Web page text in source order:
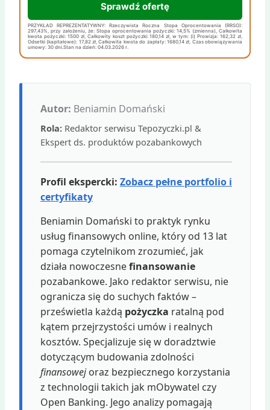
Sprawdź ofertę
PRZYKŁAD REPREZENTATYWNY: Rzeczywista Roczna Stopa Oprocentowania (RRSO):
297,43%, przy założeniu, że: Stopa oprocentowania pożyczki: 14,5% (zmienna), Całkowita
kwota pożyczki: 1500 zł, Całkowity koszt pożyczki: 180,14 zł, w tym: (i) Prowizja: 162,32 zł,
Odsetki (kapitałowe): 17,82 zł, Całkowita kwota do zapłaty: 1680,14 zł, Czas obowiązywania
umowy: 30 dni.Stan na dzień: 04.03.2026 r.
Autor: Beniamin Domański
Rola: Redaktor serwisu Tepozyczki.pl &
Ekspert ds. produktów pozabankowych
Profil ekspercki: Zobacz pełne portfolio i
certyfikaty
Beniamin Domański to praktyk rynku
usług finansowych online, który od 13 lat
pomaga czytelnikom zrozumieć, jak
działa nowoczesnefinansowanie
pozabankowe. Jako redaktor serwisu, nie
ogranicza się do suchych faktów –
prześwietla każdą pożyczka ratalną pod
kątem przejrzystości umów i realnych
kosztów. Specjalizuje się w doradztwie
dotyczącym budowania zdolności
finansowejoraz bezpiecznego korzystania
z technologii takich jak mObywatel czy
Open Banking. Jego analizy pomagają